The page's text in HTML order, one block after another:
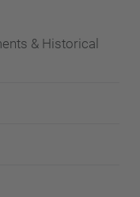
& Historical